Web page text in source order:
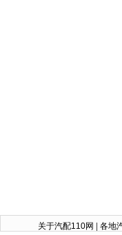
关于汽配110网 各地